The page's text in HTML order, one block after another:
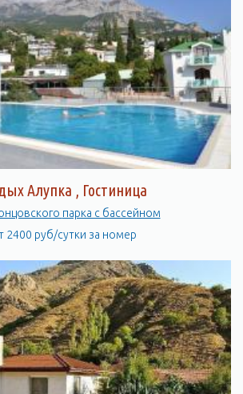
Алупка , Гостиница
У Воронцовского парка с бассейном
2400 руб/сутки за номер